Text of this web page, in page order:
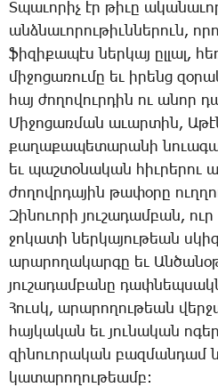
Տ­պա­ւո­րիչ էր թի­ւը
անձ­նա­ւո­րու­թիւն­նե­րուն,
ֆի­զի­քա­պէս ներ­կայ ըլ­լալ,
մի­ջո­ցա­ռու­մը եւ ի­րենց
հայ ժո­ղո­վուր­դին ու ա­նոր
­Մի­ջո­ցառ­ման ա­ւար­տին,
քա­ղա­քա­պե­տա­րա­նի
եւ պաշ­տօ­նա­կան հիւ­րե­րու
ժո­ղովր­դա­յին թա­փօ­րը
­Զի­նո­ւո­րի յու­շա­դամ­բան,
ջո­կա­տի ներ­կա­յու­թեան
ա­րա­րո­ղա­կար­գը եւ
յու­շա­դամ­բա­նը
­Հուսկ, ա­րա­րո­ղու­թեան
հայ­կա­կան եւ յու­նա­կան
զի­նո­ւո­րա­կան բազ­ման­դամ
կա­տա­րո­ղու­թեամբ: